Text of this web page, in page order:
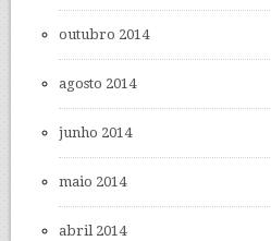
outubro 2014
agosto 2014
junho 2014
maio 2014
abril 2014